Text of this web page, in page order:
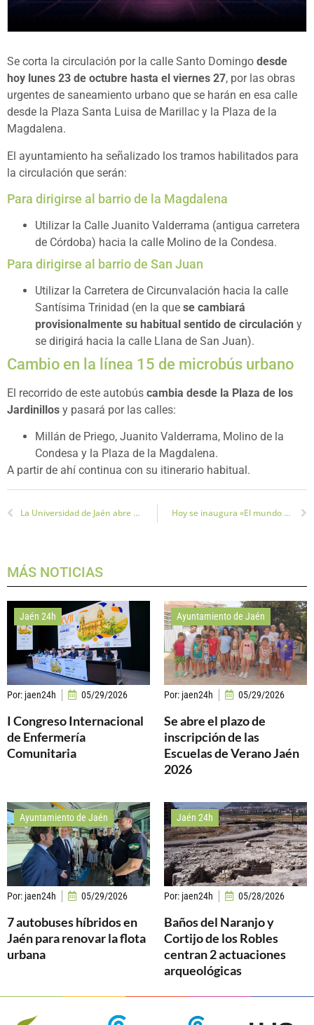
Se corta la circulación por la calle Santo Domingo desde
hoy lunes 23 de octubre hasta el viernes 27, por las obras
urgentes de saneamiento urbano que se harán en esa calle
desde la Plaza Santa Luisa de Marillac y la Plaza de la
Magdalena.
El ayuntamiento ha señalizado los tramos habilitados para
la circulación que serán:
Para dirigirse al barrio de la Magdalena
Utilizar la Calle Juanito Valderrama (antigua carretera
de Córdoba) hacia la calle Molino de la Condesa.
Para dirigirse al barrio de San Juan
Utilizar la Carretera de Circunvalación hacia la calle
Santísima Trinidad (en la que se cambiará
provisionalmente su habitual sentido de circulación y
se dirigirá hacia la calle Llana de San Juan).
Cambio en la línea 15 de microbús urbano
El recorrido de este autobús cambia desde la Plaza de los
Jardinillos y pasará por las calles:
Millán de Priego, Juanito Valderrama, Molino de la
Condesa y la Plaza de la Magdalena.
A partir de ahí continua con su itinerario habitual.
La Universidad de Jaén abre su primera tienda, en el Edificio C4 y en www.tiendauja.es Hoy se inaugura «El mundo fluye» una exposición de la Fundación ONCE
MÁS NOTICIAS
Jaén 24h
Por: jaen24h 05/29/2026
I Congreso Internacional
de Enfermería
Comunitaria
Ayuntamiento de Jaén
Por: jaen24h 05/29/2026
Se abre el plazo de
inscripción de las
Escuelas de Verano Jaén
2026
Ayuntamiento de Jaén
Por: jaen24h 05/29/2026
7 autobuses híbridos en
Jaén para renovar la flota
urbana
Jaén 24h
Por: jaen24h 05/28/2026
Baños del Naranjo y
Cortijo de los Robles
centran 2 actuaciones
arqueológicas